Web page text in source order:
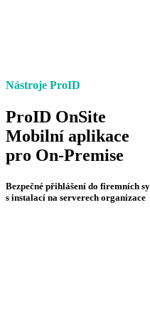
Nástroje ProID
ProID OnSite
Mobilní aplikace
pro On-Premise
Bezpečné přihlášení do firemních
s instalací na serverech organizace